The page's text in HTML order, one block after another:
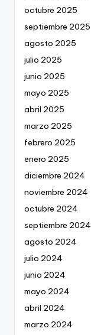
octubre 2025
septiembre 2025
agosto 2025
julio 2025
junio 2025
mayo 2025
abril 2025
marzo 2025
febrero 2025
enero 2025
diciembre 2024
noviembre 2024
octubre 2024
septiembre 2024
agosto 2024
julio 2024
junio 2024
mayo 2024
abril 2024
marzo 2024